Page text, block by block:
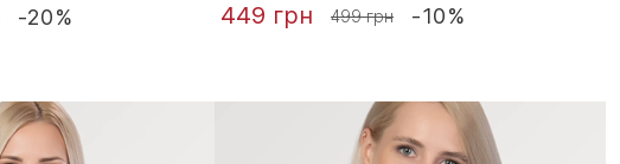
-20% 449 грн 499 грн -10%